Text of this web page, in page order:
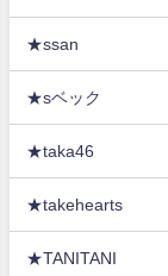
★ssan
★sベック
★taka46
★takehearts
★TANITANI